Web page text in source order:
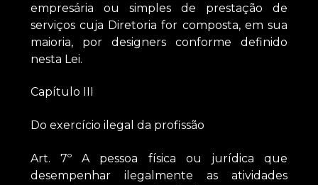
empresária ou simples de prestação de
serviços cuja Diretoria for composta, em sua
maioria, por designers conforme definido
nesta Lei.
Capítulo III
Do exercício ilegal da profissão
Art. 7º A pessoa física ou jurídica que
desempenhar ilegalmente as atividades